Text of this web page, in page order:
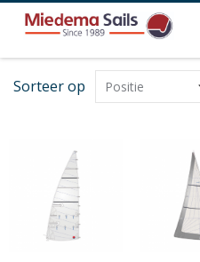
Sorteer op